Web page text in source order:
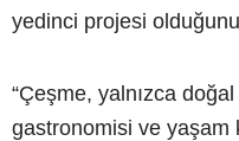
yedinci projesi
“Çeşme, yalnızca
gastronomisi ve yaşam